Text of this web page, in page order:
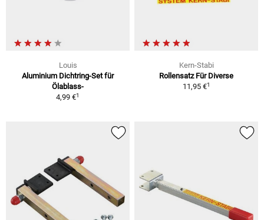
Louis
Aluminium Dichtring-Set für
Ölablass-
4,99 €1
Kern-Stabi
Rollensatz Für Diverse
11,95 €1